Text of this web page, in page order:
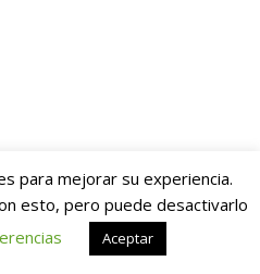
para mejorar su experiencia.
esto, pero puede desactivarlo
Aceptar